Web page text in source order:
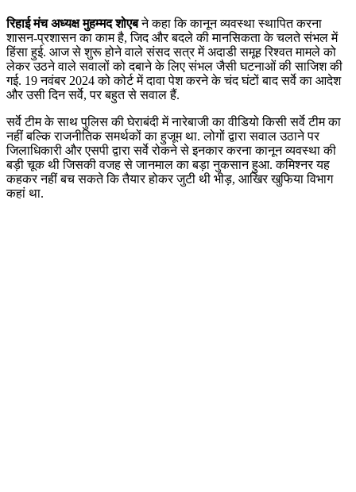
रिहाई मंच अध्यक्ष मुहम्मद शोएबने कहा कि कानून व्यवस्था स्थापित करना
शासन-प्रशासन का काम है, जिद और बदले की मानसिकता के चलते संभल में
हिंसा हुई. आज से शुरू होने वाले संसद सत्र में अदाडी समूह रिश्वत मामले को
लेकर उठने वाले सवालों को दबाने के लिए संभल जैसी घटनाओं की साजिश की
गई. 19 नवंबर 2024 को कोर्ट में दावा पेश करने के चंद घंटों बाद सर्वे का आदेश
और उसी दिन सर्वे, पर बहुत से सवाल हैं.
सर्वे टीम के साथ पुलिस की घेराबंदी में नारेबाजी का वीडियो किसी सर्वे टीम का
नहीं बल्कि राजनीतिक समर्थकों का हुजूम था. लोगों द्वारा सवाल उठाने पर
जिलाधिकारी और एसपी द्वारा सर्वे रोकने से इनकार करना कानून व्यवस्था की
बड़ी चूक थी जिसकी वजह से जानमाल का बड़ा नुकसान हुआ. कमिश्नर यह
कहकर नहीं बच सकते कि तैयार होकर जुटी थी भीड़, आखिर खुफिया विभाग
कहां था.